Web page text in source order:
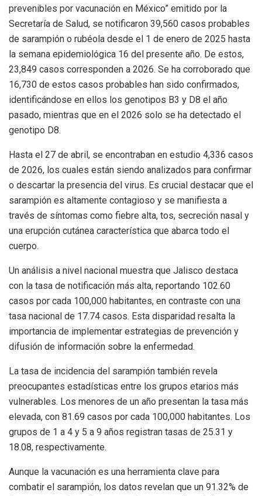
prevenibles por vacunación en México” emitido por la
Secretaría de Salud, se notificaron 39,560 casos probables
de sarampión o rubéola desde el 1 de enero de 2025 hasta
la semana epidemiológica 16 del presente año. De estos,
23,849 casos corresponden a 2026. Se ha corroborado que
16,730 de estos casos probables han sido confirmados,
identificándose en ellos los genotipos B3 y D8 el año
pasado, mientras que en el 2026 solo se ha detectado el
genotipo D8.
Hasta el 27 de abril, se encontraban en estudio 4,336 casos
de 2026, los cuales están siendo analizados para confirmar
o descartar la presencia del virus. Es crucial destacar que el
sarampión es altamente contagioso y se manifiesta a
través de síntomas como fiebre alta, tos, secreción nasal y
una erupción cutánea característica que abarca todo el
cuerpo.
Un análisis a nivel nacional muestra que Jalisco destaca
con la tasa de notificación más alta, reportando 102.60
casos por cada 100,000 habitantes, en contraste con una
tasa nacional de 17.74 casos. Esta disparidad resalta la
importancia de implementar estrategias de prevención y
difusión de información sobre la enfermedad.
La tasa de incidencia del sarampión también revela
preocupantes estadísticas entre los grupos etarios más
vulnerables. Los menores de un año presentan la tasa más
elevada, con 81.69 casos por cada 100,000 habitantes. Los
grupos de 1 a 4 y 5 a 9 años registran tasas de 25.31 y
18.08, respectivamente.
Aunque la vacunación es una herramienta clave para
combatir el sarampión, los datos revelan que un 91.32% de